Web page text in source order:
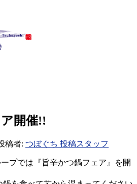
開催!!
稿者: つぼぐち 投稿スタッフ
プでは『旨辛かつ鍋フェア』を開